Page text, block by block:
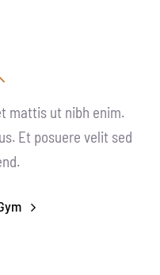
mattis ut nibh enim.
Et posuere velit sed